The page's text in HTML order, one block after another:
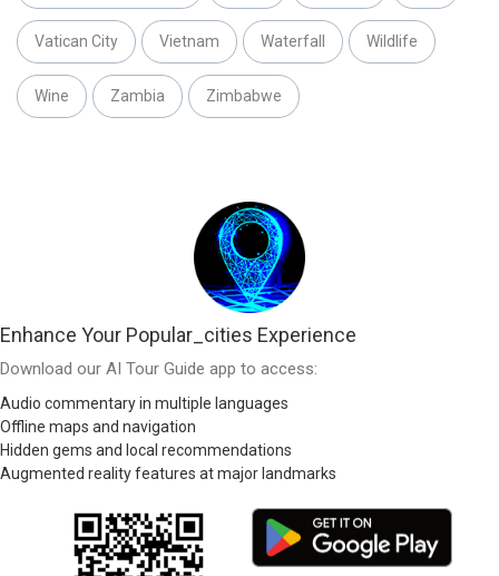
Vatican City Vietnam Waterfall Wildlife
Wine Zambia Zimbabwe
Enhance Your Popular_cities Experience
Download our AI Tour Guide app to access:
Audio commentary in multiple languages
Offline maps and navigation
Hidden gems and local recommendations
Augmented reality features at major landmarks